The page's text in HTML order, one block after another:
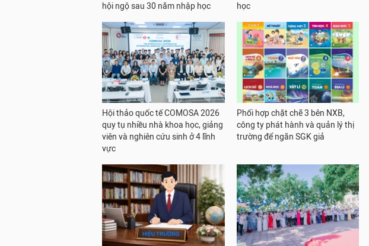
hội ngộ sau 30 năm nhập học
học
Hội thảo quốc tế COMOSA 2026
quy tụ nhiều nhà khoa học, giảng
viên và nghiên cứu sinh ở 4 lĩnh
vực
Phối hợp chặt chẽ 3 bên NXB,
công ty phát hành và quản lý thị
trường để ngăn SGK giả